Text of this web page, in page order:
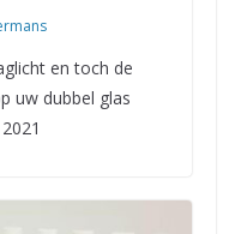
en toch de
uw dubbel glas